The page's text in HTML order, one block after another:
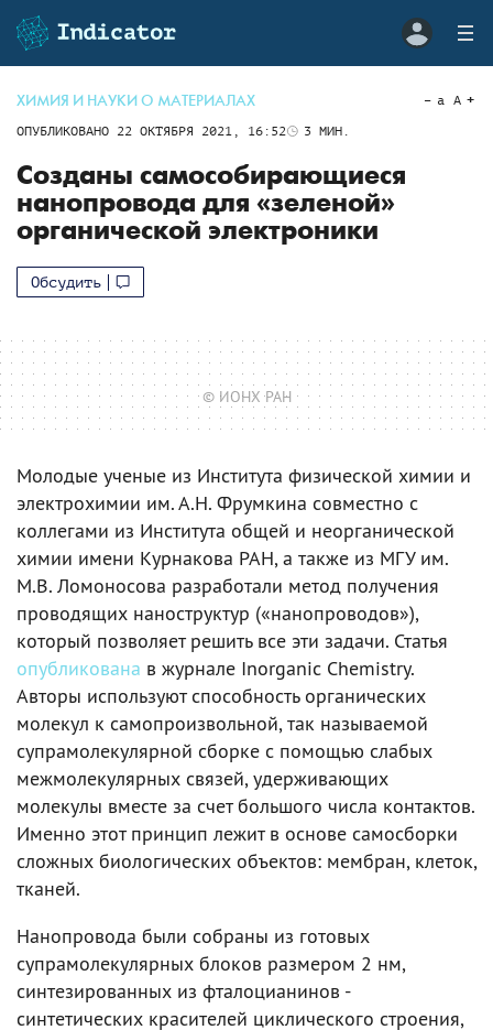
ХИМИЯ И НАУКИ О МАТЕРИАЛАХ
ОПУБЛИКОВАНО 22 ОКТЯБРЯ 2021, 16:52 3 МИН.
a A
Созданы самособирающиеся
нанопровода для «зеленой»
органической электроники
Обсудить
© ИОНХ РАН
Молодые ученые из Института физической химии и
электрохимии им. А.Н. Фрумкина совместно с
коллегами из Института общей и неорганической
химии имени Курнакова РАН, а также из МГУ им.
М.В. Ломоносова разработали метод получения
проводящих наноструктур («нанопроводов»),
который позволяет решить все эти задачи. Статья
опубликована в журнале Inorganic Chemistry.
Авторы используют способность органических
молекул к самопроизвольной, так называемой
супрамолекулярной сборке с помощью слабых
межмолекулярных связей, удерживающих
молекулы вместе за счет большого числа контактов.
Именно этот принцип лежит в основе самосборки
сложных биологических объектов: мембран, клеток,
тканей.
Нанопровода были собраны из готовых
супрамолекулярных блоков размером 2 нм,
синтезированных из фталоцианинов -
синтетических красителей циклического строения,